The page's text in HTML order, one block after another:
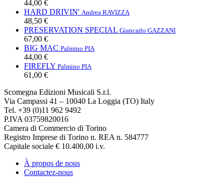
44,00 €
HARD DRIVIN' Andrea RAVIZZA
48,50 €
PRESERVATION SPECIAL Giancarlo GAZZANI
67,00 €
BIG MAC Palmino PIA
44,00 €
FIREFLY Palmino PIA
61,00 €
Scomegna Edizioni Musicali S.r.l.
Via Campassi 41 – 10040 La Loggia (TO) Italy
Tel. +39 (0)11 962 9492
P.IVA 03759820016
Camera di Commercio di Torino
Registro Imprese di Torino n. REA n. 584777
Capitale sociale € 10.400,00 i.v.
À propos de nous
Contactez-nous